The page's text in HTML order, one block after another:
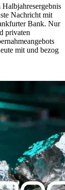
Nachricht mit
Bank. Nur
privaten
mit und bezog